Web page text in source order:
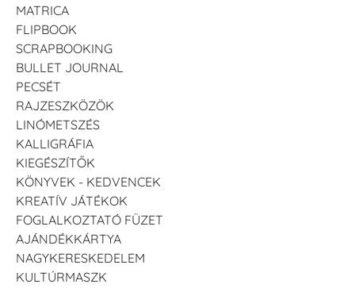
MATRICA
FLIPBOOK
SCRAPBOOKING
BULLET JOURNAL
PECSÉT
RAJZESZKÖZÖK
LINÓMETSZÉS
KALLIGRÁFIA
KIEGÉSZÍTŐK
KÖNYVEK - KEDVENCEK
KREATÍV JÁTÉKOK
FOGLALKOZTATÓ FÜZET
AJÁNDÉKKÁRTYA
NAGYKERESKEDELEM
KULTÚRMASZK